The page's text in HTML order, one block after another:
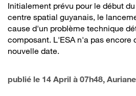
Initialement prévu pour le début
centre spatial guyanais, le
cause d'un problème technique
composant. L'ESA n'a pas encore
nouvelle date.
publié le 14 April à 07h48,